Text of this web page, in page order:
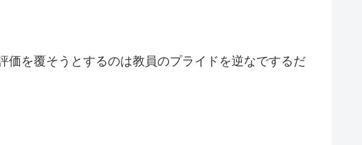
を覆そうとするのは教員のプライドを逆なでするだ